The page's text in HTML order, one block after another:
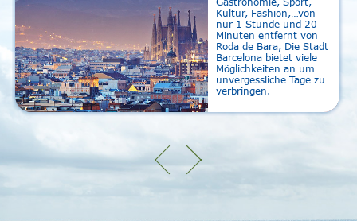
Kultur, Fashion,…von
nur 1 Stunde und 20
Minuten entfernt von
Roda de Bara, Die Stadt
Barcelona bietet viele
Möglichkeiten an um
unvergessliche Tage zu
verbringen.